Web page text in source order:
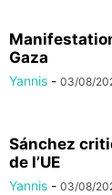
Gaza
Yannis - 03/08/
Sánchez
de l’UE
Yannis - 03/08/